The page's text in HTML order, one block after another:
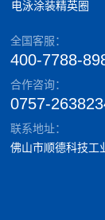
电泳涂装精英圈
全国客服：
400-7788-
合作咨询：
0757-
联系地址：
佛山市顺德科技工